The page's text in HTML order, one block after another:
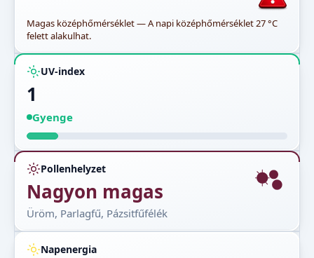
Magas középhőmérséklet — A napi középhőmérséklet 27 °C
felett alakulhat.
UV-index
1
Gyenge
Pollenhelyzet
Nagyon magas
Üröm, Parlagfű, Pázsitfűfélék
Napenergia